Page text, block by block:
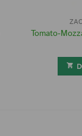
Tomato-